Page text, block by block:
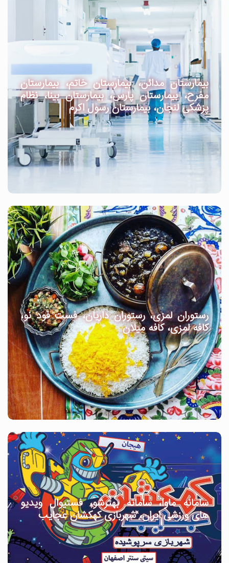
بیمارستان مدائن، بیمارستان خاتم، بیمارستان
مفرح، بیمارستان پارس، بیمارستان بینا، نظام
پزشکی لنجان، بیمارستان رسول اکرم
رستوران لمزی، رستوران داریان، فست فود نو،
کافه لمزی، کافه میلان
سامانه ماوا، سامانه بهترشو، فستیوال ویدیو
های ورزشی ایران، شهربازی کهکشان عجایب